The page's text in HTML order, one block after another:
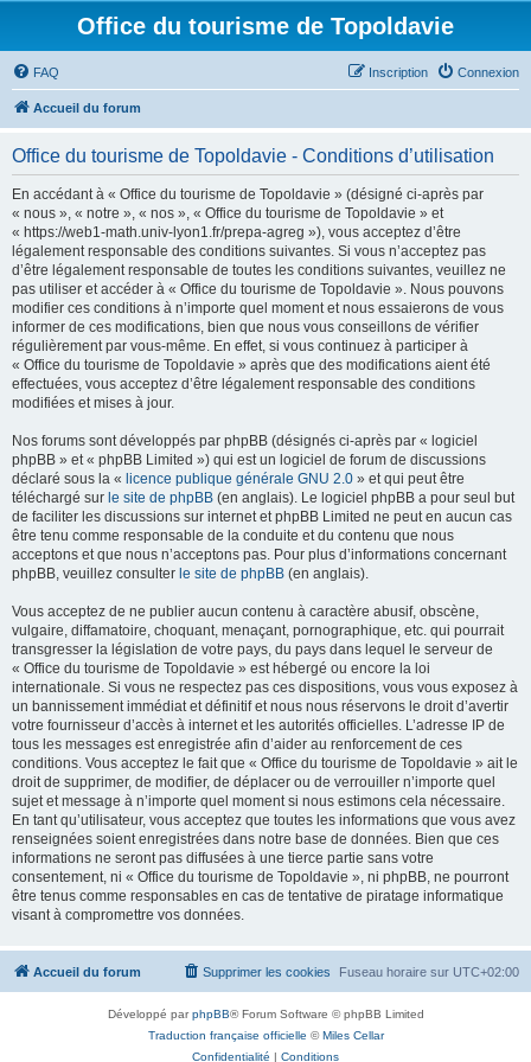
Office du tourisme de Topoldavie
FAQ Connexion
Inscription
Accueil du forum
Office du tourisme de Topoldavie - Conditions d’utilisation
En accédant à « Office du tourisme de Topoldavie » (désigné ci-après par
« nous », « notre », « nos », « Office du tourisme de Topoldavie » et
« https://web1-math.univ-lyon1.fr/prepa-agreg »), vous acceptez d’être
légalement responsable des conditions suivantes. Si vous n’acceptez pas
d’être légalement responsable de toutes les conditions suivantes, veuillez ne
pas utiliser et accéder à « Office du tourisme de Topoldavie ». Nous pouvons
modifier ces conditions à n’importe quel moment et nous essaierons de vous
informer de ces modifications, bien que nous vous conseillons de vérifier
régulièrement par vous-même. En effet, si vous continuez à participer à
« Office du tourisme de Topoldavie » après que des modifications aient été
effectuées, vous acceptez d’être légalement responsable des conditions
modifiées et mises à jour.
Nos forums sont développés par phpBB (désignés ci-après par « logiciel
phpBB » et « phpBB Limited ») qui est un logiciel de forum de discussions
déclaré sous la « licence publique générale GNU 2.0 » et qui peut être
téléchargé sur le site de phpBB (en anglais). Le logiciel phpBB a pour seul but
de faciliter les discussions sur internet et phpBB Limited ne peut en aucun cas
être tenu comme responsable de la conduite et du contenu que nous
acceptons et que nous n’acceptons pas. Pour plus d’informations concernant
phpBB, veuillez consulter le site de phpBB (en anglais).
Vous acceptez de ne publier aucun contenu à caractère abusif, obscène,
vulgaire, diffamatoire, choquant, menaçant, pornographique, etc. qui pourrait
transgresser la législation de votre pays, du pays dans lequel le serveur de
« Office du tourisme de Topoldavie » est hébergé ou encore la loi
internationale. Si vous ne respectez pas ces dispositions, vous vous exposez à
un bannissement immédiat et définitif et nous nous réservons le droit d’avertir
votre fournisseur d’accès à internet et les autorités officielles. L’adresse IP de
tous les messages est enregistrée afin d’aider au renforcement de ces
conditions. Vous acceptez le fait que « Office du tourisme de Topoldavie » ait le
droit de supprimer, de modifier, de déplacer ou de verrouiller n’importe quel
sujet et message à n’importe quel moment si nous estimons cela nécessaire.
En tant qu’utilisateur, vous acceptez que toutes les informations que vous avez
renseignées soient enregistrées dans notre base de données. Bien que ces
informations ne seront pas diffusées à une tierce partie sans votre
consentement, ni « Office du tourisme de Topoldavie », ni phpBB, ne pourront
être tenus comme responsables en cas de tentative de piratage informatique
visant à compromettre vos données.
Accueil du forum Fuseau horaire sur UTC+02:00
Supprimer les cookies
Développé parphpBB® Forum Software © phpBB Limited
Traduction française officielle ©Miles Cellar
Confidentialité | Conditions